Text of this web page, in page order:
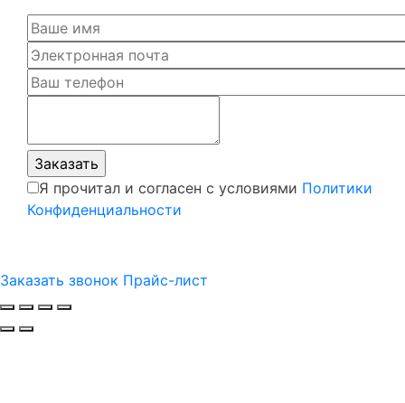
Я прочитал и согласен с условиями Политики
Конфиденциальности
Заказать звонок Прайс-лист